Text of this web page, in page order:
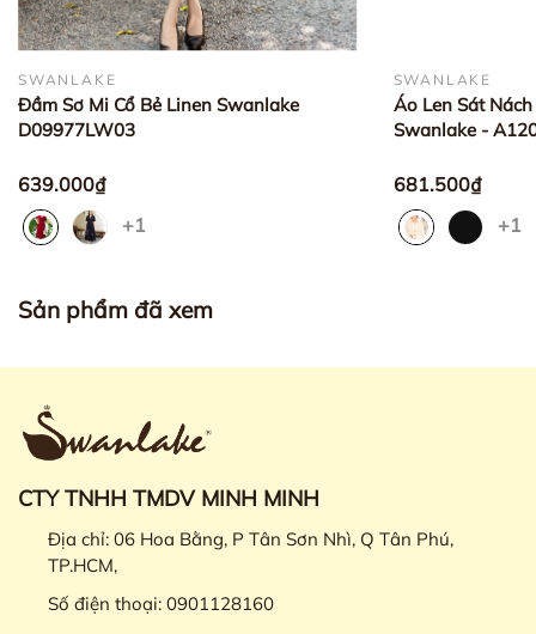
SWANLAKE
Đầm Sơ Mi Cổ Bẻ Linen Swanlake
D09977LW03
639.000₫
+1
SWANLAKE
Áo Len Sát
Swanlake -
681.500₫
+1
Sản phẩm đã xem
CTY TNHH TMDV MINH MINH
Địa chỉ: 06 Hoa Bằng, P Tân Sơn Nhì, Q Tân Phú,
TP.HCM,
Số điện thoại: 0901128160